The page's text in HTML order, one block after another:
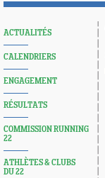
ACTUALITÉS
CALENDRIERS
ENGAGEMENT
RÉSULTATS
COMMISSION RUNNING
22
ATHLÈTES & CLUBS
DU 22